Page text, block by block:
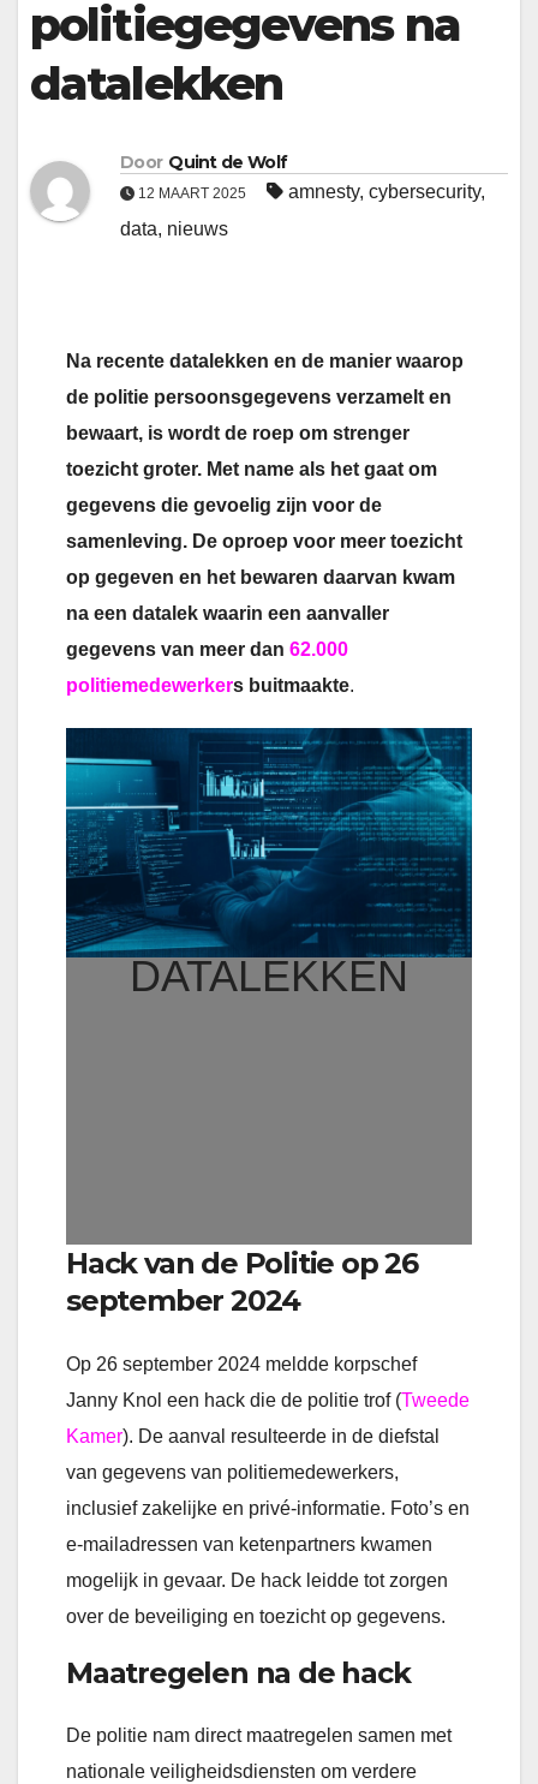
politiegegevens na
datalekken
Door Quint de Wolf
12 MAART 2025 amnesty, cybersecurity,
data, nieuws
Na recente datalekken en de manier waarop
de politie persoonsgegevens verzamelt en
bewaart, is wordt de roep om strenger
toezicht groter. Met name als het gaat om
gegevens die gevoelig zijn voor de
samenleving. De oproep voor meer toezicht
op gegeven en het bewaren daarvan kwam
na een datalek waarin een aanvaller
gegevens van meer dan 62.000
politiemedewerkers buitmaakte.
DATALEKKEN
Hack van de Politie op 26
september 2024
Op 26 september 2024 meldde korpschef
Janny Knol een hack die de politie trof (Tweede
Kamer). De aanval resulteerde in de diefstal
van gegevens van politiemedewerkers,
inclusief zakelijke en privé-informatie. Foto’s en
e-mailadressen van ketenpartners kwamen
mogelijk in gevaar. De hack leidde tot zorgen
over de beveiliging en toezicht op gegevens.
Maatregelen na de hack
De politie nam direct maatregelen samen met
nationale veiligheidsdiensten om verdere